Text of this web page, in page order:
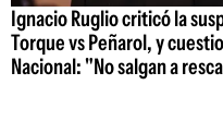
Ignacio Ruglio criticó la
Torque vs Peñarol, y
Nacional: "No salgan a